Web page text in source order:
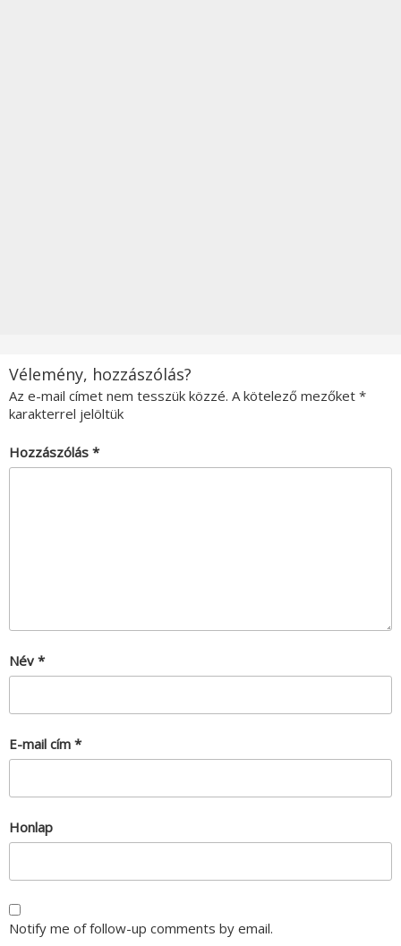
Vélemény, hozzászólás?
Az e-mail címet nem tesszük közzé. A kötelező mezőket *
karakterrel jelöltük
Hozzászólás *
Név *
E-mail cím *
Honlap
Notify me of follow-up comments by email.